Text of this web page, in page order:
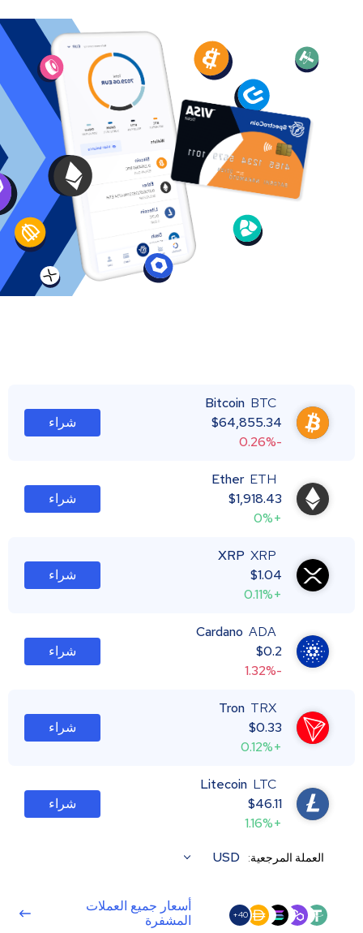
Bitcoin BTC
$64,855.34
-0.26%
شراء
Ether ETH
$1,918.43
+0%
شراء
XRP XRP
$1.04
+0.11%
شراء
Cardano ADA
$0.2
-1.32%
شراء
Tron TRX
$0.33
+0.12%
شراء
Litecoin LTC
$46.11
+1.16%
شراء
العملة المرجعية: USD
40+
أسعار جميع العملات
المشفرة